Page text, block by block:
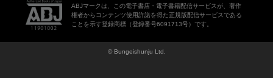
ABJマークは、この電子書店・電子書籍配信サービスが、著作
権者からコンテンツ使用許諾を得た正規版配信サービスである
ことを示す登録商標（登録番号6091713号）です。
© Bungeishunju Ltd.